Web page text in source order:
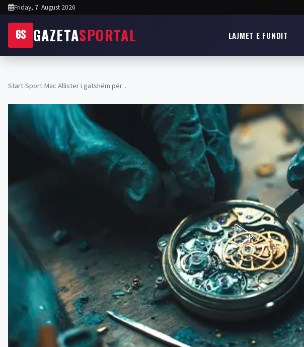
Friday, 7. August 2026
GS GAZETASPORTAL LAJMET E FUNDIT
Start›Sport›Mac Allister i gatshëm për…